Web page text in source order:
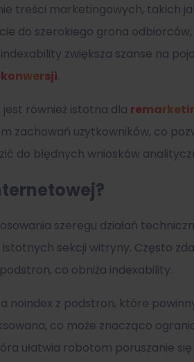
treści marketingowych, takich
do szerokiego grona
zwiększa szanse na
konwersji.
jest również istotna dla
zachowań użytkowników, co
do błędnych wniosków
szeregu działań
sekcji witryny. Często
co obniża indexability.
z podstron, które
co może znacząco
ułatwia robotom poruszanie